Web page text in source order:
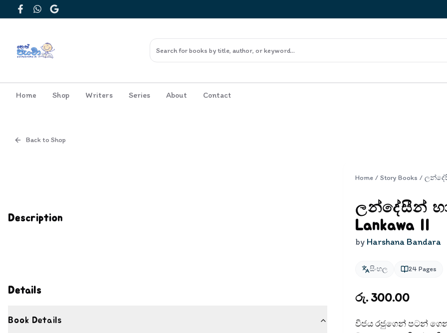
FacebookWhatsApp
Google
Home Shop Writers Series About Contact
Back to Shop
Description
Details
Book Details
Home / Story Books /
ලන්දේසීන් හා
Lankawa II
by Harshana Bandara
සිංහල 24 Pages
රු. 300.00
විජය රජුගෙන් පටන් ගෙන